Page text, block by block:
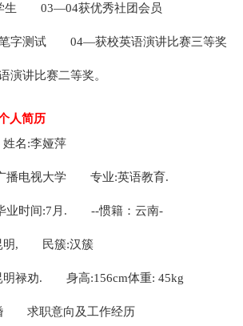
生 03—04获优秀社团会员
字测试 04—获校英语演讲比赛三等奖
演讲比赛二等奖。
人简历
姓名:李娅萍
播电视大学 专业:英语教育.
业时间:7月. --惯籍：云南-
明, 民簇:汉簇
明禄劝. 身高:156cm体重: 45kg
求职意向及工作经历